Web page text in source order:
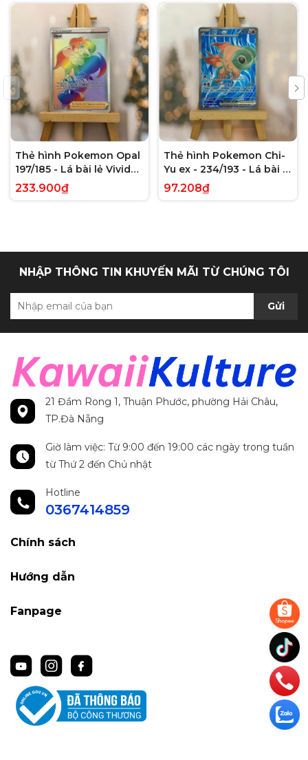
Thẻ hình Pokemon Opal
197/185 - Lá bài lẻ Vivid
Voltage Hyper Rare tiếng
Anh chính hãng
233.900₫
Thẻ hình Pokemon Chi-
Yu ex - 234/193 - Lá bài lẻ
Paldea Evolved Full Art
Secret Rare tiếng Anh
97.208₫
NHẬP THÔNG TIN KHUYẾN MÃI TỪ CHÚNG TÔI
Gửi
21 Đầm Rong 1, Thuận Phước, phường Hải Châu,
TP.Đà Nẵng
Giờ làm việc: Từ 9:00 đến 19:00 các ngày trong tuần
từ Thứ 2 đến Chủ nhật
Hotline
0367414859
Chính sách
Hướng dẫn
Fanpage